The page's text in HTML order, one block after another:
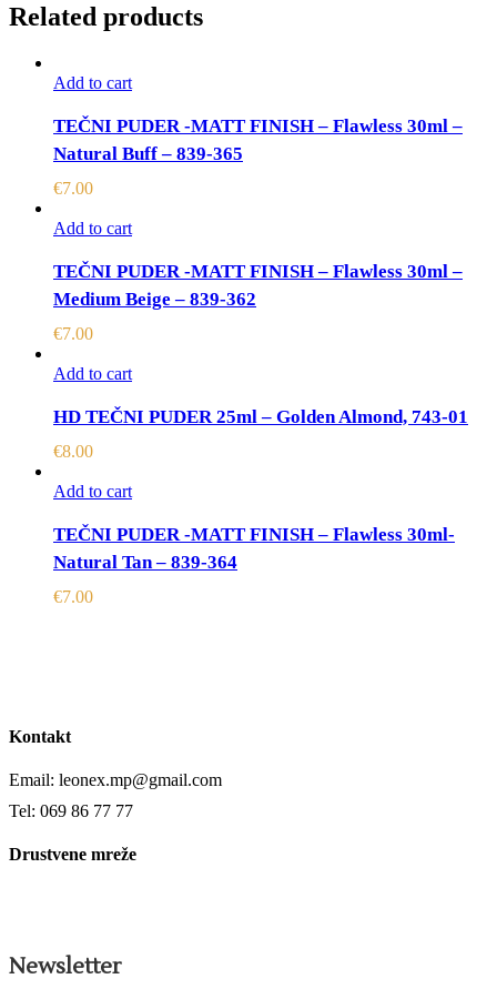
Related products
Add to cart
TEČNI PUDER -MATT FINISH – Flawless 30ml –
Natural Buff – 839-365
€7.00
Add to cart
TEČNI PUDER -MATT FINISH – Flawless 30ml –
Medium Beige – 839-362
€7.00
Add to cart
HD TEČNI PUDER 25ml – Golden Almond, 743-01
€8.00
Add to cart
TEČNI PUDER -MATT FINISH – Flawless 30ml-
Natural Tan – 839-364
€7.00
Kontakt
Email: leonex.mp@gmail.com
Tel: 069 86 77 77
Drustvene mreže
Newsletter